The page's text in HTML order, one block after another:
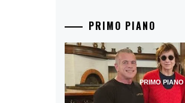
PRIMO PIANO
PRIMO PIANO